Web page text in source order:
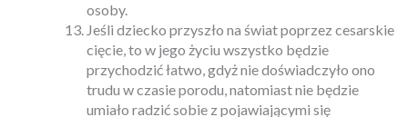
osoby.
Jeśli dziecko przyszło na świat poprzez cesarskie
cięcie, to w jego życiu wszystko będzie
przychodzić łatwo, gdyż nie doświadczyło ono
trudu w czasie porodu, natomiast nie będzie
umiało radzić sobie z pojawiającymi się